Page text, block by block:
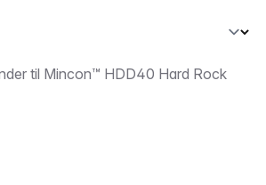
til Mincon™ HDD40 Hard Rock